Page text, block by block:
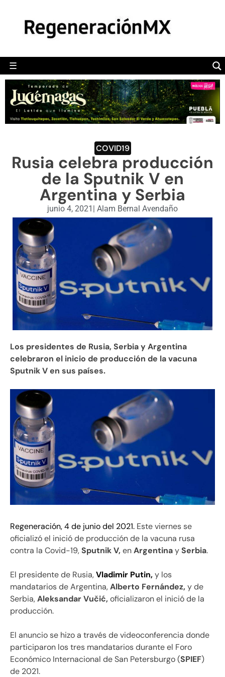
☰
POLÍTICA
CAMALEÓN
OPINIÓN
DEPORTES
ENGLISH SECTION
VIDEOS
COVID19
Rusia celebra producción
de la Sputnik V en
Argentina y Serbia
junio 4, 2021 | Alam Bernal Avendaño
Los presidentes de Rusia, Serbia y Argentina
celebraron el inicio de producción de la vacuna
Sputnik V en sus países.
Regeneración, 4 de junio del 2021. Este viernes se
oficializó el inició de producción de la vacuna rusa
contra la Covid-19,Sputnik V, enArgentinaySerbia.
El presidente de Rusia,Vladimir Putin,y los
mandatarios de Argentina,Alberto Fernández, y de
Serbia,Aleksandar Vučić, oficializaron el inició de la
producción.
El anuncio se hizo a través de videoconferencia donde
participaron los tres mandatarios durante el Foro
Económico Internacional de San Petersburgo (SPIEF)
de 2021.